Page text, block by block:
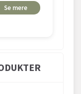
Se mere